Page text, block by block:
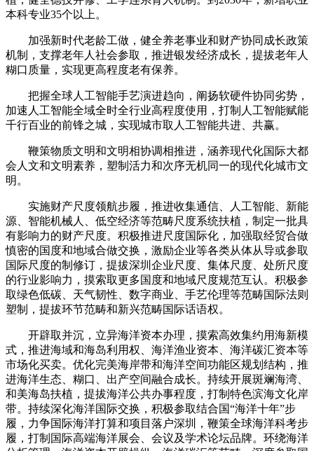
本科专业35个以上。
加强新时代老龄工做，健全养老事业和财产协同成长政策
机制，支撑老年人社会参取，推进银发经济成长，提拔老年人
糊口质量，实现更高程度老有保养。
把握全球人工智能手艺演进趋向，阐扬软硬件协同劣势，
加速人工智能全域全时全行业高程度使用，打制人工智能赋能
千行百业的前锋之城，实现城市取人工智能共进、共赢。
鞭策物质文明和文明相协调相推进，涵养现代化国际大都
会人文和文明素养，塑制活力和次序无机同一的现代化城市文
明。
实施财产尺度领航步履，推进收集通信、人工智能、新能
源、智能机械人、低空经济等范畴尺度系统扶植，制定一批具
有影响力的财产尺度。积极推进尺度国际化，加强取经贸合做
慎密的国度和地域合做交换，激励企业等各类从体从导或参取
国际尺度的制修订，提拔深圳企业尺度、集体尺度、处所尺度
的行业影响力，摸索取更多国度和地域尺度规范互认。积极参
取绿色低碳、天气韧性、数字商业、手艺伦理等范畴国际法则
塑制，提拔环节范畴和新兴范畴国际话语权。
开辟取并沉，立异海洋资本办理，摸索高效集约用海新模
式，推进海域和海岛利用权、海洋渔业资本、海洋碳汇资本等
市场化买卖。优化完美海岸带和海洋空间功能区规划结构，推
进海洋生态、糊口、出产空间融合成长。持续开展斑斓海湾、
和美海岛扶植，提拔海洋公共办事程度，打制特色滨海文化岸
带。持续深化海洋国际交换，积极参取结合国“海洋十年”步
履，力争国际海洋打算和项目落户深圳，鞭策全球海洋科考步
履，打制国际高端海洋展会、会议及学术论坛品牌。环绕海洋